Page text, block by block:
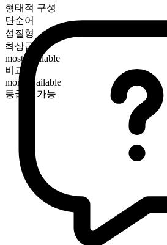
형태적 구성
단순어
성질형
최상급
most available
비교급
more available
등급화 가능